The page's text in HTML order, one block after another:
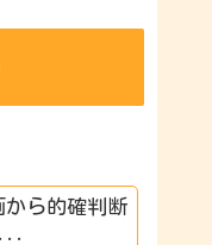
ら的確判断